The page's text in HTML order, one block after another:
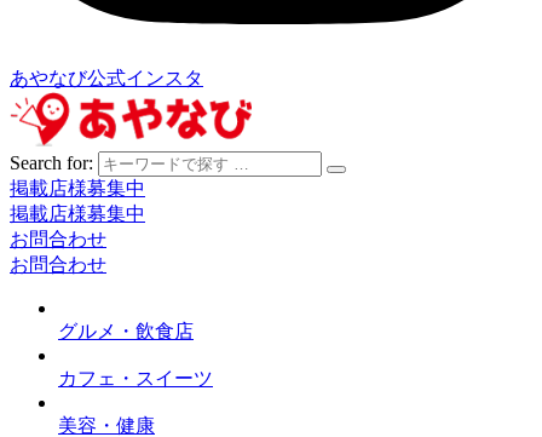
あやなび公式インスタ
Search for:
掲載店様募集中
掲載店様募集中
お問合わせ
お問合わせ
グルメ・飲食店
カフェ・スイーツ
美容・健康